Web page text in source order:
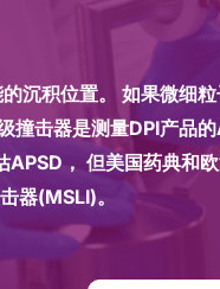
沉积位置。 如果微细
撞击器是测量DPI产品
， 但美国药典和
器(MSLI)。